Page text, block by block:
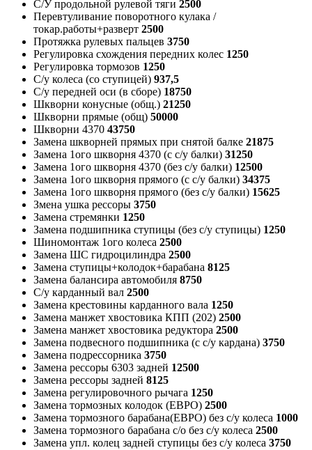
С/У продольной рулевой тяги 2500
Перевтуливание поворотного кулака /
токар.работы+разверт 2500
Протяжка рулевых пальцев 3750
Регулировка схождения передних колес 1250
Регулировка тормозов 1250
С/у колеса (со ступицей) 937,5
С/у передней оси (в сборе) 18750
Шкворни конусные (общ.) 21250
Шкворни прямые (общ) 50000
Шкворни 4370 43750
Замена шкворней прямых при снятой балке 21875
Замена 1ого шкворня 4370 (с с/у балки) 31250
Замена 1ого шкворня 4370 (без с/у балки) 12500
Замена 1ого шкворня прямого (с с/у балки) 34375
Замена 1ого шкворня прямого (без с/у балки) 15625
Змена ушка рессоры 3750
Замена стремянки 1250
Замена подшипника ступицы (без с/у ступицы) 1250
Шиномонтаж 1ого колеса 2500
Замена ШС гидроцилиндра 2500
Замена ступицы+колодок+барабана 8125
Замена балансира автомобиля 8750
С/у карданный вал 2500
Замена крестовины карданного вала 1250
Замена манжет хвостовика КПП (202) 2500
Замена манжет хвостовика редуктора 2500
Замена подвесного подшипника (с с/у кардана) 3750
Замена подрессорника 3750
Замена рессоры 6303 задней 12500
Замена рессоры задней 8125
Замена регулировочного рычага 1250
Замена тормозных колодок (ЕВРО) 2500
Замена тормозного барабана(ЕВРО) без с/у колеса 1000
Замена тормозного барабана с/о без с/у колеса 2500
Замена упл. колец задней ступицы без с/у колеса 3750